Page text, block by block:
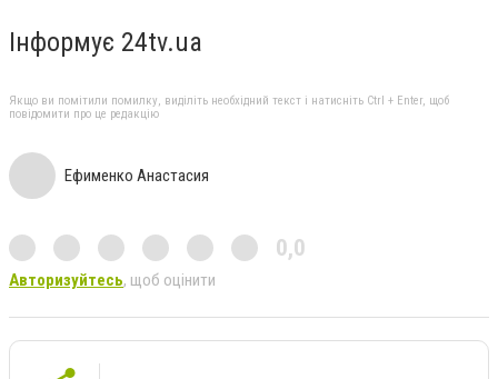
Інформує 24tv.ua
Якщо ви помітили помилку, виділіть необхідний текст і натисніть Ctrl + Enter, щоб
повідомити про це редакцію
Ефименко Анастасия
0,0
Авторизуйтесь, щоб оцінити